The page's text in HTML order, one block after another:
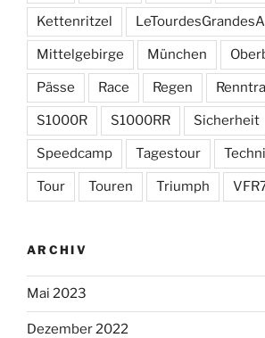
Kettenritzel
Mittelgebirge München
Pässe Race Regen
S1000R S1000RR Sicherheit
Speedcamp Tagestour
Tour Touren Triumph
ARCHIV
Mai 2023
Dezember 2022